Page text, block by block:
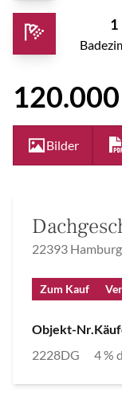
1
Bilder
22393
Zum Kauf
Objekt-Nr.
2228DG
4 %